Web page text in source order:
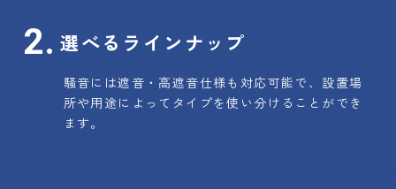
選べるラインナップ
騒音には遮音・高遮音仕様も対応可能で、設置場
所や用途によってタイプを使い分けることができ
ます。